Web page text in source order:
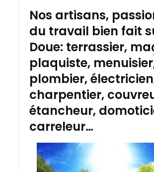
Nos artisans,
du travail bien fait
Doue: terrassier,
plaquiste,
plombier,
charpentier,
étancheur,
carreleur…